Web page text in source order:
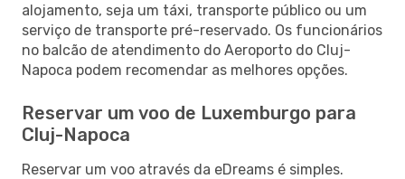
alojamento, seja um táxi, transporte público ou um
serviço de transporte pré-reservado. Os funcionários
no balcão de atendimento do Aeroporto do Cluj-
Napoca podem recomendar as melhores opções.
Reservar um voo de Luxemburgo para
Cluj-Napoca
Reservar um voo através da eDreams é simples.